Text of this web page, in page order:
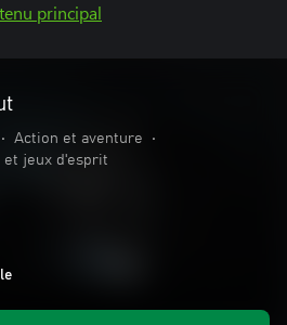
principal
• Action et aventure
•
et jeux d'esprit